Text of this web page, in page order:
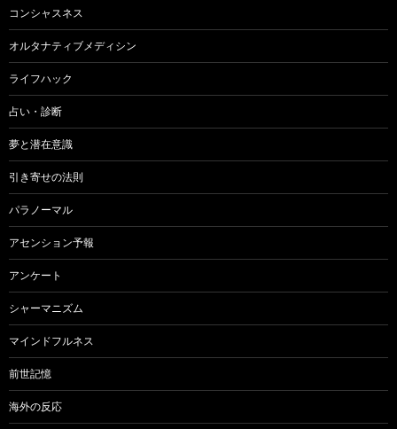
コンシャスネス
オルタナティブメディシン
ライフハック
占い・診断
夢と潜在意識
引き寄せの法則
パラノーマル
アセンション予報
アンケート
シャーマニズム
マインドフルネス
前世記憶
海外の反応